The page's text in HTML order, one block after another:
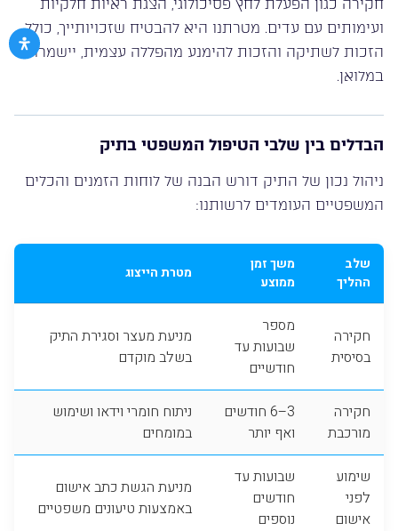
חקירה כגון הפעלת לחץ פסיכולוגי, הצגת ראיות חלקיות
ועימותים עם עדים. מטרתנו היא להבטיח שזכויותייך, כולל
הזכות לשתיקה והזכות להימנע מהפללה עצמית, יישמרו
במלואן.
הבדלים בין שלבי הטיפול המשפטי בתיק
ניהול נכון של התיק דורש הבנה של לוחות הזמנים והכלים
המשפטיים העומדים לרשותנו:
שלב
ההליך
משך זמן
ממוצע
מטרת הייצוג
חקירה
בסיסית
מספר
שבועות עד
חודשיים
מניעת מעצר וסגירת התיק
בשלב מוקדם
חקירה
מורכבת
3–6 חודשים
ואף יותר
ניתוח חומרי וידאו ושימוש
במומחים
שימוע
לפני
אישום
שבועות עד
חודשים
נוספים
מניעת הגשת כתב אישום
באמצעות טיעונים משפטיים